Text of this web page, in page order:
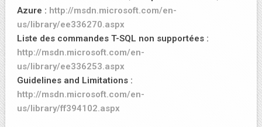
Azure : http://msdn.microsoft.com/en-
us/library/ee336270.aspx
Liste des commandes T-SQL non supportées :
http://msdn.microsoft.com/en-
us/library/ee336253.aspx
Guidelines and Limitations :
http://msdn.microsoft.com/en-
us/library/ff394102.aspx